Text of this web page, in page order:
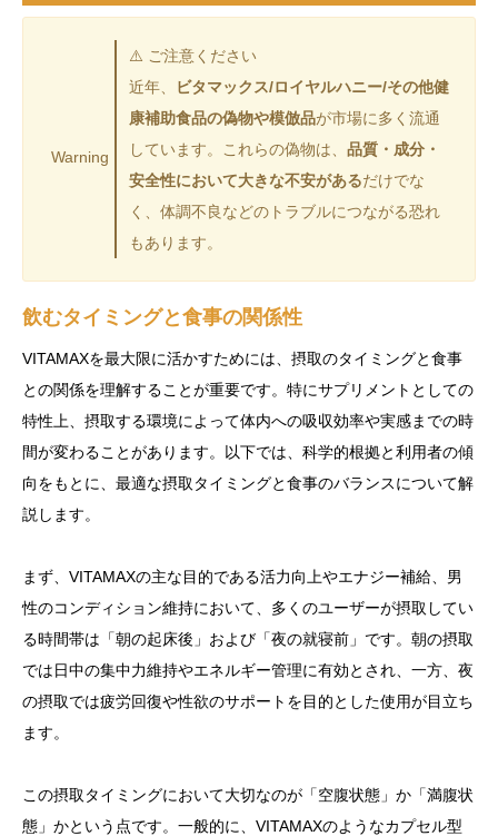
Warning
⚠️ ご注意ください
近年、
ビタマックス/ロイヤルハニー/その他健
康補助食品の偽物や模倣品が市場に多く流通
しています。これらの偽物は、品質・成分・
安全性において大きな不安があるだけでな
く、体調不良などのトラブルにつながる恐れ
もあります。
飲むタイミングと食事の関係性
VITAMAXを最大限に活かすためには、摂取のタイミングと食事
との関係を理解することが重要です。特にサプリメントとしての
特性上、摂取する環境によって体内への吸収効率や実感までの時
間が変わることがあります。以下では、科学的根拠と利用者の傾
向をもとに、最適な摂取タイミングと食事のバランスについて解
説します。
まず、VITAMAXの主な目的である活力向上やエナジー補給、男
性のコンディション維持において、多くのユーザーが摂取してい
る時間帯は「朝の起床後」および「夜の就寝前」です。朝の摂取
では日中の集中力維持やエネルギー管理に有効とされ、一方、夜
の摂取では疲労回復や性欲のサポートを目的とした使用が目立ち
ます。
この摂取タイミングにおいて大切なのが「空腹状態」か「満腹状
態」かという点です。一般的に、VITAMAXのようなカプセル型